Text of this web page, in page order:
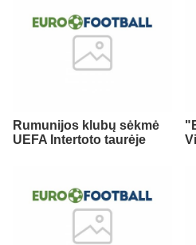
Rumunijos klubų sėkmė
UEFA Intertoto taurėje